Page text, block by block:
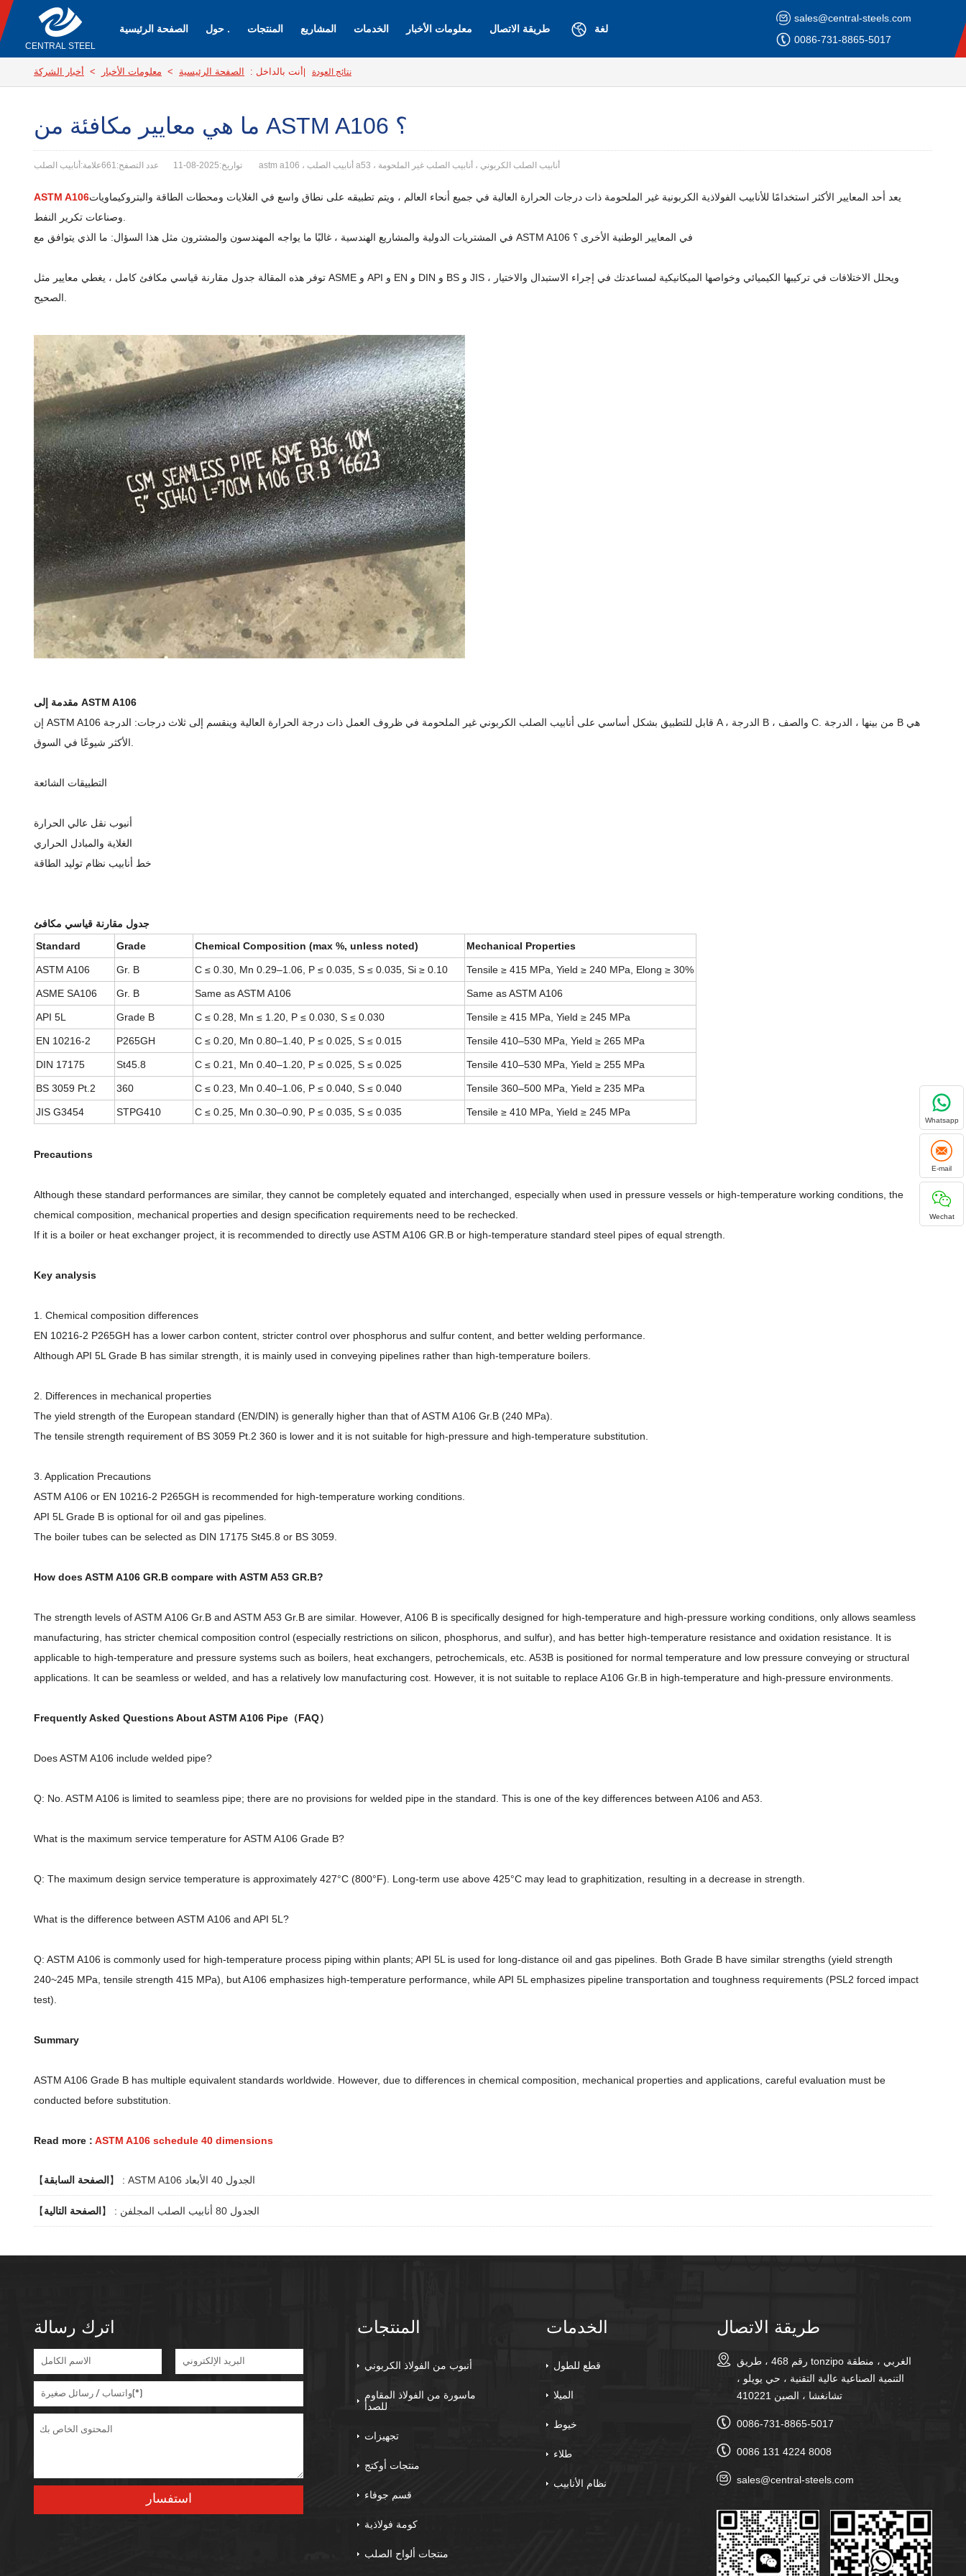
CENTRAL STEEL
الصفحة الرئيسية حول . المنتجات المشاريع الخدمات معلومات الأخبار طريقة الاتصال لغة
sales@central-steels.com
0086-731-8865-5017
نتائج العودة أنت بالداخل : الصفحة الرئيسية > معلومات الأخبار > أخبار الشركة
ما هي معايير مكافئة من ASTM A106 ؟
تواريخ:2025-08-11 عدد التصفح:661 علامة:أنابيب الصلب astm a106 ، أنابيب الصلب a53 ، أنابيب الصلب الكربوني ، أنابيب الصلب غير الملحومة
ASTM A106يعد أحد المعايير الأكثر استخدامًا للأنابيب الفولاذية الكربونية غير الملحومة ذات درجات الحرارة العالية في جميع أنحاء العالم ، ويتم تطبيقه على نطاق واسع في الغلايات ومحطات الطاقة والبتروكيماويات
في المشتريات الدولية والمشاريع الهندسية ، غالبًا ما يواجه المهندسون والمشترون مثل هذا السؤال: ما الذي يتوافق مع ASTM A106 في المعايير الوطنية الأخرى ؟
توفر هذه المقالة جدول مقارنة قياسي مكافئ كامل ، يغطي معايير مثل ASME و API و EN و DIN و BS و JIS ، ويحلل الاختلافات في تركيبها الكيميائي وخواصها الميكانيكية لمساعدتك في إجراء الاستبدال والاختيار
مقدمة إلى ASTM A106
إن ASTM A106 قابل للتطبيق بشكل أساسي على أنابيب الصلب الكربوني غير الملحومة في ظروف العمل ذات درجة الحرارة العالية وينقسم إلى ثلاث درجات: الدرجة A ، الدرجة B ، والصف C. من بينها ، الدرجة B هي
التطبيقات الشائعة
أنبوب نقل عالي الحرارة
الغلاية والمبادل الحراري
خط أنابيب نظام توليد الطاقة
جدول مقارنة قياسي مكافئ
Standard
Grade Chemical Composition (max %, unless noted) Mechanical Properties
ASTM A106 Gr. B C ≤ 0.30, Mn 0.29–1.06, P ≤ 0.035, S ≤ 0.035, Si ≥ 0.10 Tensile ≥ 415 MPa, Yield ≥ 240 MPa, Elong ≥ 30%
ASME SA106 Gr. B Same as ASTM A106 Same as ASTM A106
API 5L Grade B C ≤ 0.28, Mn ≤ 1.20, P ≤ 0.030, S ≤ 0.030 Tensile ≥ 415 MPa, Yield ≥ 245 MPa
EN 10216-2 P265GH C ≤ 0.20, Mn 0.80–1.40, P ≤ 0.025, S ≤ 0.015 Tensile 410–530 MPa, Yield ≥ 265 MPa
DIN 17175 St45.8 C ≤ 0.21, Mn 0.40–1.20, P ≤ 0.025, S ≤ 0.025 Tensile 410–530 MPa, Yield ≥ 255 MPa
BS 3059 Pt.2 360 C ≤ 0.23, Mn 0.40–1.06, P ≤ 0.040, S ≤ 0.040 Tensile 360–500 MPa, Yield ≥ 235 MPa
JIS G3454 STPG410 C ≤ 0.25, Mn 0.30–0.90, P ≤ 0.035, S ≤ 0.035 Tensile ≥ 410 MPa, Yield ≥ 245 MPa
Precautions
Although these standard performances are similar, they cannot be completely equated and interchanged, especially when used in pressure vessels or high-temperature working conditions, the
chemical composition, mechanical properties and design specification requirements need to be rechecked.
If it is a boiler or heat exchanger project, it is recommended to directly use ASTM A106 GR.B or high-temperature standard steel pipes of equal strength.
Key analysis
1. Chemical composition differences
EN 10216-2 P265GH has a lower carbon content, stricter control over phosphorus and sulfur content, and better welding performance.
Although API 5L Grade B has similar strength, it is mainly used in conveying pipelines rather than high-temperature boilers.
2. Differences in mechanical properties
The yield strength of the European standard (EN/DIN) is generally higher than that of ASTM A106 Gr.B (240 MPa).
The tensile strength requirement of BS 3059 Pt.2 360 is lower and it is not suitable for high-pressure and high-temperature substitution.
3. Application Precautions
ASTM A106 or EN 10216-2 P265GH is recommended for high-temperature working conditions.
API 5L Grade B is optional for oil and gas pipelines.
The boiler tubes can be selected as DIN 17175 St45.8 or BS 3059.
How does ASTM A106 GR.B compare with ASTM A53 GR.B?
The strength levels of ASTM A106 Gr.B and ASTM A53 Gr.B are similar. However, A106 B is specifically designed for high-temperature and high-pressure working conditions, only allows seamless
manufacturing, has stricter chemical composition control (especially restrictions on silicon, phosphorus, and sulfur), and has better high-temperature resistance and oxidation resistance. It is
applicable to high-temperature and pressure systems such as boilers, heat exchangers, petrochemicals, etc. A53B is positioned for normal temperature and low pressure conveying or structural
applications. It can be seamless or welded, and has a relatively low manufacturing cost. However, it is not suitable to replace A106 Gr.B in high-temperature and high-pressure environments.
Frequently Asked Questions About ASTM A106 Pipe（FAQ）
Does ASTM A106 include welded pipe?
Q: No. ASTM A106 is limited to seamless pipe; there are no provisions for welded pipe in the standard. This is one of the key differences between A106 and A53.
What is the maximum service temperature for ASTM A106 Grade B?
Q: The maximum design service temperature is approximately 427°C (800°F). Long-term use above 425°C may lead to graphitization, resulting in a decrease in strength.
What is the difference between ASTM A106 and API 5L?
Q: ASTM A106 is commonly used for high-temperature process piping within plants; API 5L is used for long-distance oil and gas pipelines. Both Grade B have similar strengths (yield strength
240~245 MPa, tensile strength 415 MPa), but A106 emphasizes high-temperature performance, while API 5L emphasizes pipeline transportation and toughness requirements (PSL2 forced impact
test).
Summary
ASTM A106 Grade B has multiple equivalent standards worldwide. However, due to differences in chemical composition, mechanical properties and applications, careful evaluation must be
conducted before substitution.
Read more : ASTM A106 schedule 40 dimensions
【الصفحة السابقة 】 : ASTM A106 الجدول 40 الأبعاد
【الصفحة التالية 】 : الجدول 80 أنابيب الصلب المجلفن
اترك رسالة المنتجات
أنبوب من الفولاذ الكربوني
ماسورة من الفولاذ المقاوم
للصدأ
تجهيزات
منتجات أوكتج
قسم جوفاء
كومة فولاذية
منتجات ألواح الصلب
الخدمات
قطع للطول
الميلا
خيوط
طلاء
نظام الأنابيب
طريقة الاتصال
رقم 468 ، طريق tonzipo الغربي ، منطقة
التنمية الصناعية عالية التقنية ، حي يويلو ،
تشانغشا ، الصين 410221
0086-731-8865-5017
0086 131 4224 8008
sales@central-steels.com
Whatsapp
E-mail
Wechat